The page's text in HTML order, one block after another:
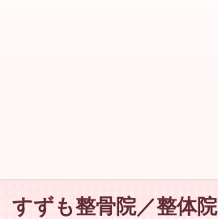
すずも整骨院／整体院